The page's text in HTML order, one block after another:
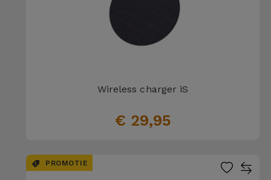
Wireless charger iS
€ 29,95
PROMOTIE